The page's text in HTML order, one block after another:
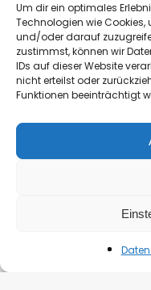
Um dir ein optimales
Technologien wie
und/oder darauf
zustimmst, können wir
IDs auf dieser Website
nicht erteilst oder
Funktionen beeinträchtigt